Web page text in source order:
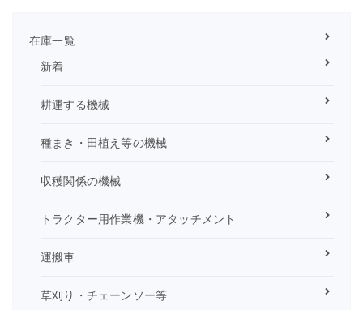
在庫一覧
新着
耕運する機械
種まき・田植え等の機械
収穫関係の機械
トラクター用作業機・アタッチメント
運搬車
草刈り・チェーンソー等